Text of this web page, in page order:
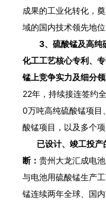
成果的工业化转化
域的国内技术领先地位
3、硫酸锰及高纯硫
化工工艺核心专利、
锰上竞争实力及细分领
22年，持续接连签
0万吨高纯硫酸锰项目
酸锰项目，以及多个项目
已设计、竣工
断： 贵州大龙汇成电
与电池用硫酸锰生产工
锰连续两年全球、国